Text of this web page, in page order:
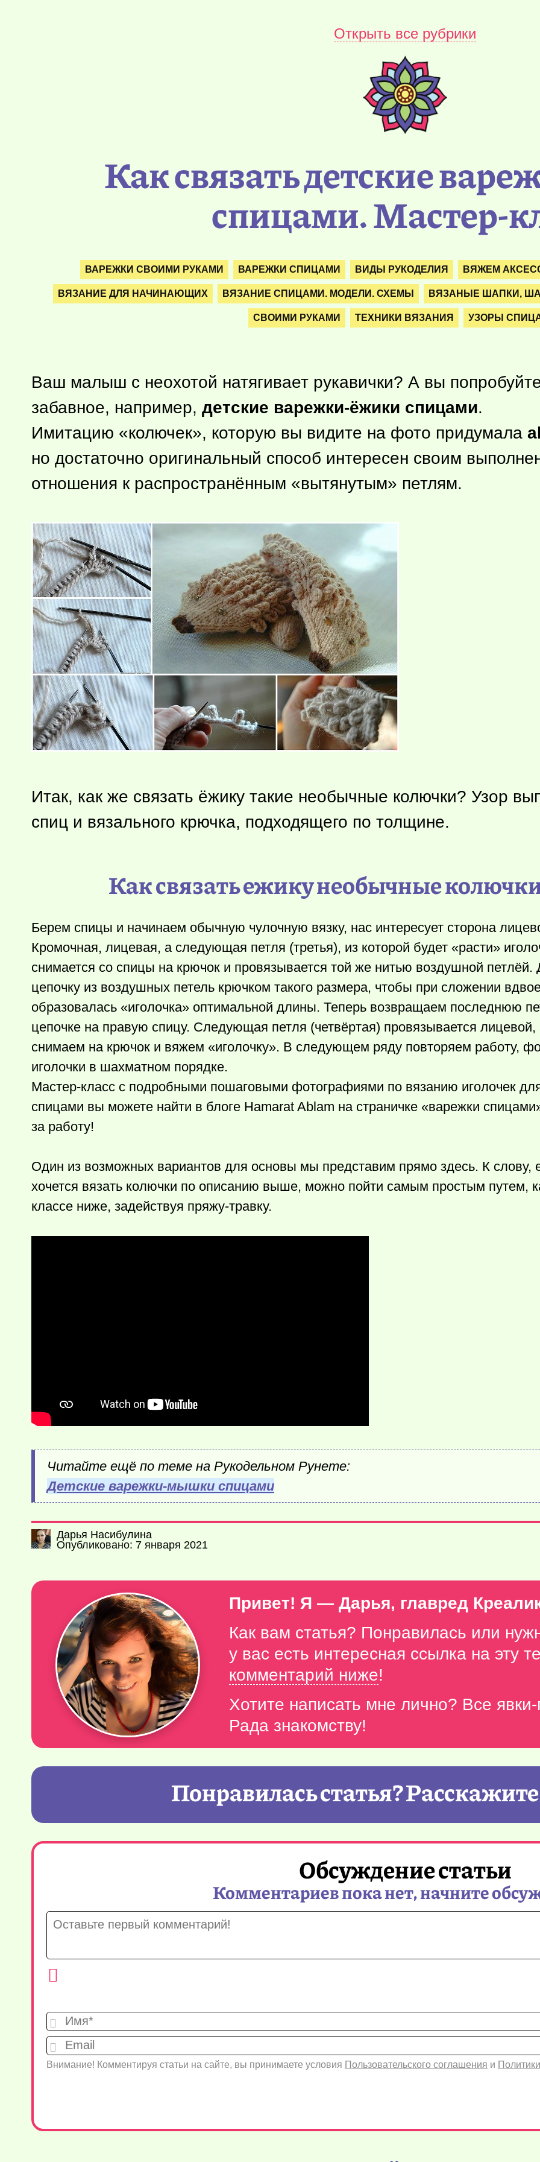
Открыть все рубрики
Как связать детские
спицами. Мастер-
ВАРЕЖКИ СВОИМИ РУКАМИ ВАРЕЖКИ СПИЦАМИ ВИДЫ РУКОДЕЛИЯ ВЯЖЕМ
ВЯЗАНИЕ ДЛЯ НАЧИНАЮЩИХ ВЯЗАНИЕ СПИЦАМИ. МОДЕЛИ. СХЕМЫ ВЯЗАНЫЕ ШАПКИ,
СВОИМИ РУКАМИ ТЕХНИКИ ВЯЗАНИЯ УЗОРЫ
Ваш малыш с неохотой натягивает рукавички? А вы
забавное, например, детские варежки-ёжики спицами.
Имитацию «колючек», которую вы видите на фото придумала
но достаточно оригинальный способ интересен своим
отношения к распространённым «вытянутым» петлям.
Итак, как же связать ёжику такие необычные колючки? Узор
спиц и вязального крючка, подходящего по толщине.
Как связать ежику необычные
Берем спицы и начинаем обычную чулочную вязку, нас интересует сторона
Кромочная, лицевая, а следующая петля (третья), из которой будет «расти»
снимается со спицы на крючок и провязывается той же нитью воздушной
цепочку из воздушных петель крючком такого размера, чтобы при сложении
образовалась «иголочка» оптимальной длины. Теперь возвращаем последнюю
цепочке на правую спицу. Следующая петля (четвёртая) провязывается
снимаем на крючок и вяжем «иголочку». В следующем ряду повторяем работу,
иголочки в шахматном порядке.
Мастер-класс с подробными пошаговыми фотографиями по вязанию иголочек
спицами вы можете найти в блоге Hamarat Ablam на страничке «варежки
за работу!
Один из возможных вариантов для основы мы представим прямо здесь. К слову,
хочется вязать колючки по описанию выше, можно пойти самым простым путем,
классе ниже, задействуя пряжу-травку.
Читайте ещё по теме на Рукодельном Рунете:
Детские варежки-мышки спицами
Дарья Насибулина
Опубликовано: 7 января 2021
Привет! Я — Дарья, главред
Как вам статья? Понравилась или
у вас есть интересная ссылка на эту
комментарий ниже!
Хотите написать мне лично? Все
Рада знакомству!
Понравилась статья?
Обсуждение статьи
Комментариев пока нет, начните
Внимание! Комментируя статьи на сайте, вы принимаете условия Пользовательского соглашения и